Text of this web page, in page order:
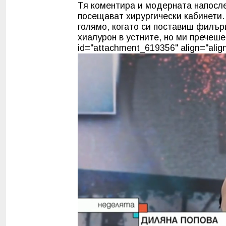
Тя коментира и модерната
посещават хирургически
голямо, когато си поставиш
хиалурон в устните, но ми
id="attachment_619356"